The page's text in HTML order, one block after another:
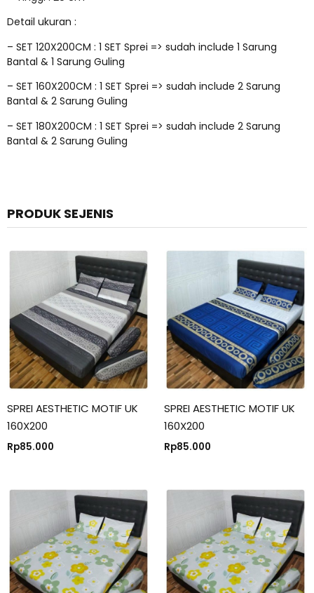
Detail ukuran :
– SET 120X200CM : 1 SET Sprei => sudah include 1 Sarung
Bantal & 1 Sarung Guling
– SET 160X200CM : 1 SET Sprei => sudah include 2 Sarung
Bantal & 2 Sarung Guling
– SET 180X200CM : 1 SET Sprei => sudah include 2 Sarung
Bantal & 2 Sarung Guling
PRODUK SEJENIS
SPREI AESTHETIC MOTIF UK
160X200
Rp85.000
SPREI AESTHETIC MOTIF UK
160X200
Rp85.000